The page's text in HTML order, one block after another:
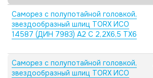
Саморез с полупотайной головкой,
звездообразный шлиц TORX ИСО
14587 (ДИН 7983) А2 C 2,2X6,5 TX6
Саморез с полупотайной головкой,
звездообразный шлиц TORX ИСО